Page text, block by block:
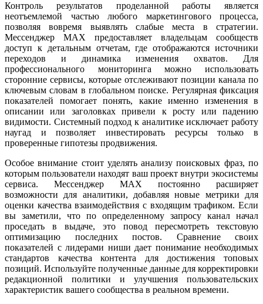
Контроль результатов проделанной работы является
неотъемлемой частью любого маркетингового процесса,
позволяя вовремя выявлять слабые места в стратегии.
Мессенджер MAX предоставляет владельцам сообществ
доступ к детальным отчетам, где отображаются источники
переходов и динамика изменения охватов. Для
профессионального мониторинга можно использовать
сторонние сервисы, которые отслеживают позиции канала по
ключевым словам в глобальном поиске. Регулярная фиксация
показателей помогает понять, какие именно изменения в
описании или заголовках привели к росту или падению
видимости. Системный подход к аналитике исключает работу
наугад и позволяет инвестировать ресурсы только в
проверенные гипотезы продвижения.
Особое внимание стоит уделять анализу поисковых фраз, по
которым пользователи находят ваш проект внутри экосистемы
сервиса. Мессенджер MAX постоянно расширяет
возможности для аналитики, добавляя новые метрики для
оценки качества взаимодействия с входящим трафиком. Если
вы заметили, что по определенному запросу канал начал
проседать в выдаче, это повод пересмотреть текстовую
оптимизацию последних постов. Сравнение своих
показателей с лидерами ниши дает понимание необходимых
стандартов качества контента для достижения топовых
позиций. Используйте полученные данные для корректировки
редакционной политики и улучшения пользовательских
характеристик вашего сообщества в реальном времени.